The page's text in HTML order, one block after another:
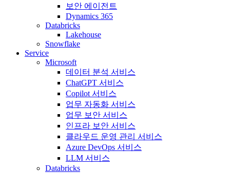
보안 에이전트
Dynamics 365
Databricks
Lakehouse
Snowflake
Service
Microsoft
데이터 분석 서비스
ChatGPT 서비스
Copilot 서비스
업무 자동화 서비스
업무 보안 서비스
인프라 보안 서비스
클라우드 운영 관리 서비스
Azure DevOps 서비스
LLM 서비스
Databricks